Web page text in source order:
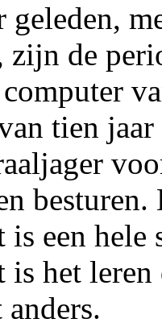
zijn de
tien jaar
een hele
het